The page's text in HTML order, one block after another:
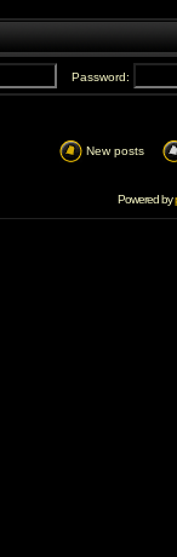
Password:
New posts
Powered by